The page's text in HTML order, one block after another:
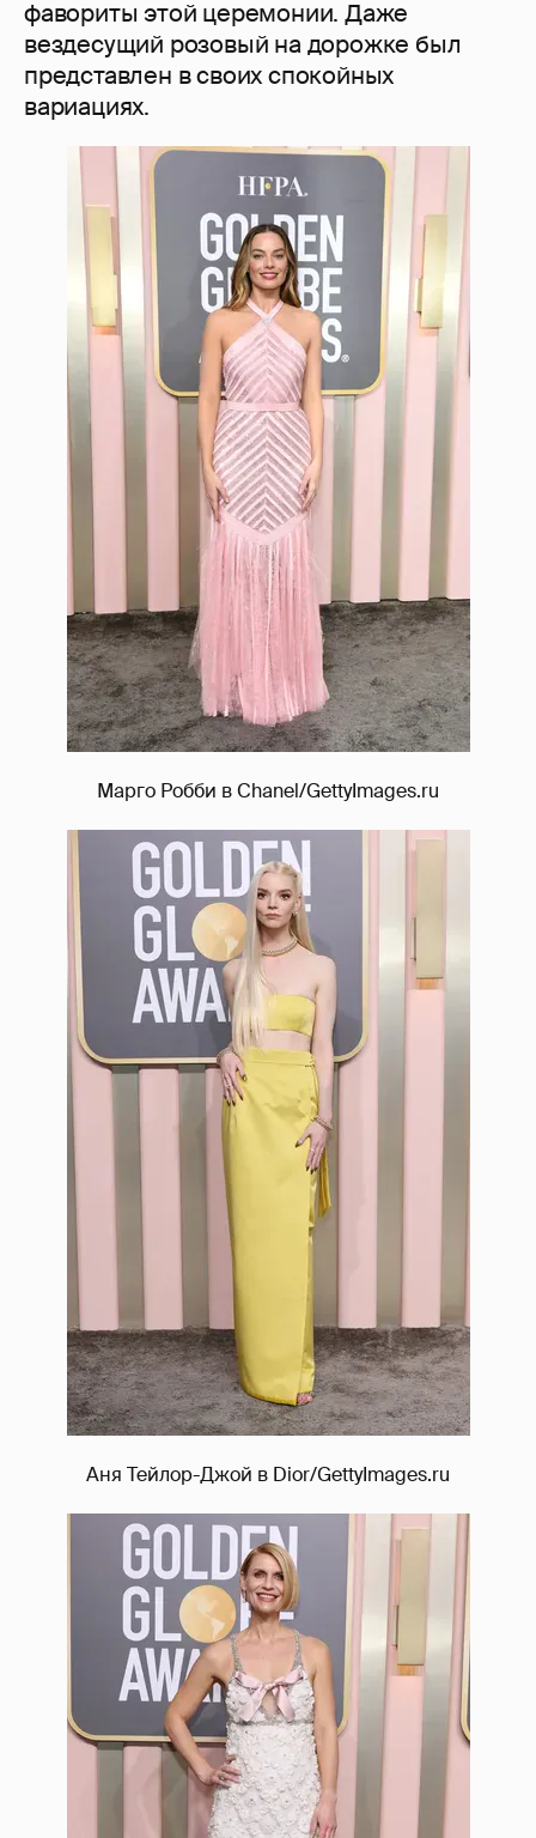
фавориты этой церемонии. Даже
вездесущий розовый на дорожке был
представлен в своих спокойных
вариациях.
Марго Робби в Chanel/GettyImages.ru
Аня Тейлор-Джой в Dior/GettyImages.ru